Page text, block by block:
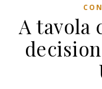
A tavola